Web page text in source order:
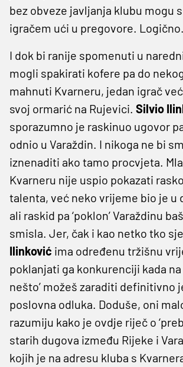
bez obveze javljanja klubu mogu
igračem ući u pregovore. Logično.
I dok bi ranije spomenuti u
mogli spakirati kofere pa do
mahnuti Kvarneru, jedan igrač
svoj ormarić na Rujevici. Silvio
sporazumno je raskinuo ugovor
odnio u Varaždin. I nikoga ne bi
iznenaditi ako tamo procvjeta.
Kvarneru nije uspio pokazati
talenta, već neko vrijeme bio je u
ali raskid pa ‘poklon’ Varaždinu
smisla. Jer, čak i kao netko tko
Ilinković ima određenu tržišnu
poklanjati ga konkurenciji kada na
nešto’ možeš zaraditi definitivno
poslovna odluka. Doduše, oni
razumiju kako je ovdje riječ o
starih dugova između Rijeke i
kojih je na adresu kluba s